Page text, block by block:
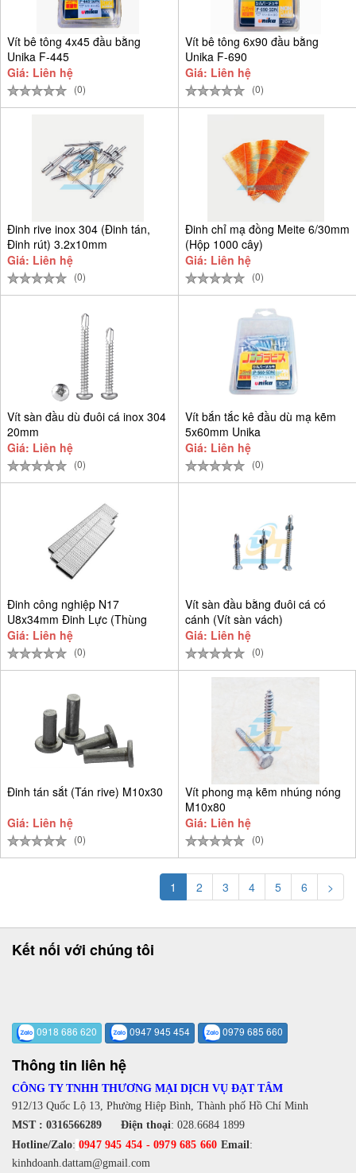
Vít bê tông 4x45 đầu bằng
Unika F-445
Giá: Liên hệ
(0)
Vít bê tông 6x90 đầu bằng
Unika F-690
Giá: Liên hệ
(0)
Đinh rive inox 304 (Đinh tán,
Đinh rút) 3.2x10mm
Giá: Liên hệ
(0)
Đinh chỉ mạ đồng Meite 6/30mm
(Hộp 1000 cây)
Giá: Liên hệ
(0)
Vít sàn đầu dù đuôi cá inox 304
20mm
Giá: Liên hệ
(0)
Vít bắn tắc kê đầu dù mạ kẽm
5x60mm Unika
Giá: Liên hệ
(0)
Đinh công nghiệp N17
U8x34mm Đinh Lực (Thùng
9.384 cây)
Giá: Liên hệ
(0)
Vít sàn đầu bằng đuôi cá có
cánh (Vít sàn vách)
Giá: Liên hệ
(0)
Đinh tán sắt (Tán rive) M10x30
Giá: Liên hệ
(0)
Vít phong mạ kẽm nhúng nóng
M10x80
Giá: Liên hệ
(0)
1 2 3 4 5 6 >
Kết nối với chúng tôi
0918 686 620 0947 945 454 0979 685 660
Thông tin liên hệ
CÔNG TY TNHH THƯƠNG MẠI DỊCH VỤ ĐẠT TÂM
912/13 Quốc Lộ 13, Phường Hiệp Bình, Thành phố Hồ Chí Minh
MST : 0316566289 Điện thoại: 028.6684 1899
Hotline/Zalo: 0947 945 454 -0979 685 660 Email:
kinhdoanh.dattam@gmail.com